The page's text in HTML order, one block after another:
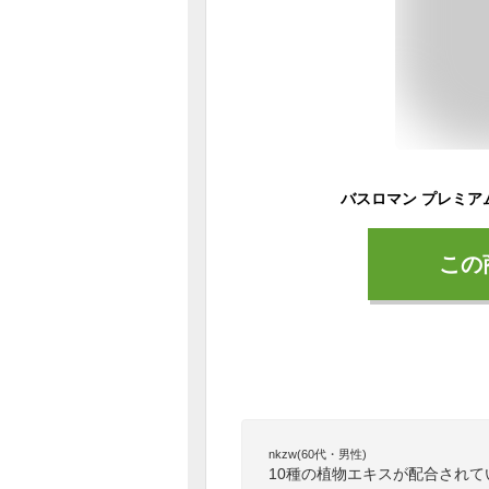
こ
nkzw(60代・男性)
10種の植物エキスが配合され